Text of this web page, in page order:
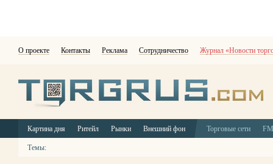
О проекте Контакты Реклама Сотрудничество Журнал «Новости
Картина дня Ритейл Рынки Внешний фон Торговые сети
Темы: